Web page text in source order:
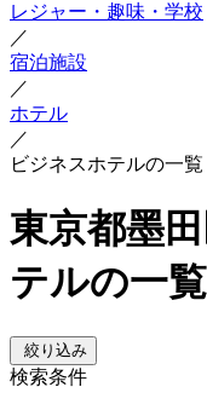
レジャー・趣味・学校
／
宿泊施設
／
ホテル
／
ビジネスホテルの一覧
東京都墨
テルの一覧
絞り込み
検索条件